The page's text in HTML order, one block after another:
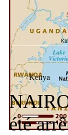
Kenya
été